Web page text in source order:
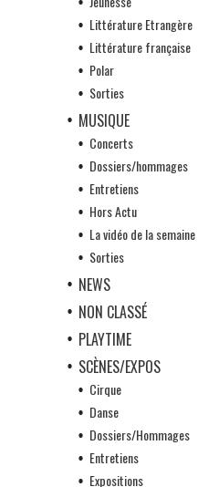
Littérature Etrangère
Littérature française
Polar
Sorties
MUSIQUE
Concerts
Dossiers/hommages
Entretiens
Hors Actu
La vidéo de la semaine
Sorties
NEWS
NON CLASSÉ
PLAYTIME
SCÈNES/EXPOS
Cirque
Danse
Dossiers/Hommages
Entretiens
Expositions